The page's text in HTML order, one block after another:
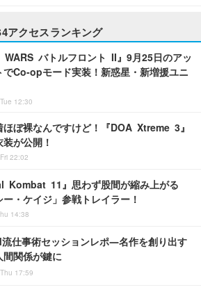
アクセスランキング
WARS バトルフロント II』9月25日のアッ
でCo-opモード実装！新惑星・新増援ユニ
12:30
ほぼ裸なんですけど！『DOA Xtreme 3』
が公開！
22:02
Kombat 11』思わず股間が縮み上がる
ー・ケイジ」参戦トレイラー！
14:38
仕事術セッションレポ―名作を創り出す
間関係が鍵に
17:59